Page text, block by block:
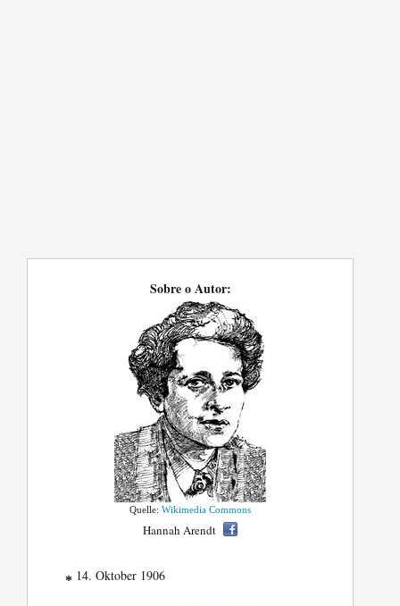
Sobre o Autor:
Quelle:Wikimedia Commons
Hannah Arendt
* 14. Oktober 1906